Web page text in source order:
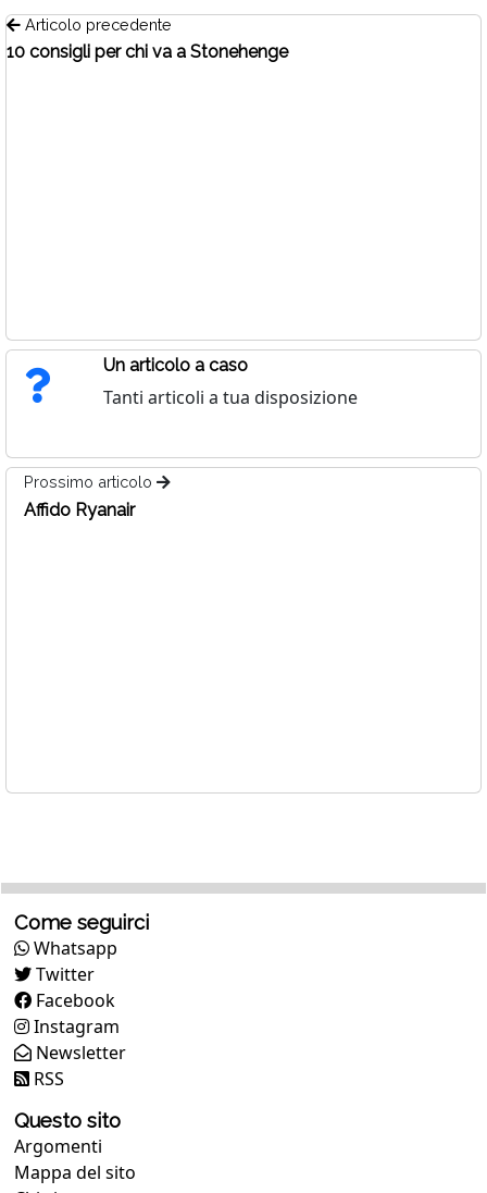
Articolo precedente
10 consigli per chi va a Stonehenge
Un articolo a caso
Tanti articoli a tua disposizione
Prossimo articolo
Affido Ryanair
Come seguirci
Whatsapp
Twitter
Facebook
Instagram
Newsletter
RSS
Questo sito
Argomenti
Mappa del sito